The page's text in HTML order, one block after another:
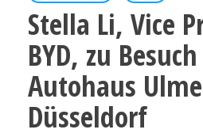
Stella Li, Vice
BYD, zu
Autohaus
Düsseldorf